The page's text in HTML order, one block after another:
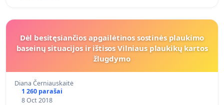
Dėl besitęsiančios apgailėtinos sostinės plaukimo
baseinų situacijos ir ištisos Vilniaus plaukikų kartos
žlugdymo
Diana Černiauskaitė
1 260 parašai
8 Oct 2018